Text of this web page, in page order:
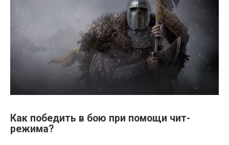
Как победить в бою при помощи чит-
режима?